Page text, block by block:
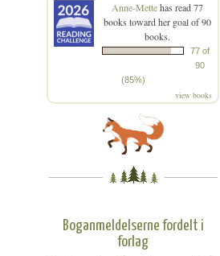
Anne-Mettehas read 77
books toward her goal of 90
books.
77 of
90
(85%)
view books
Boganmeldelserne fordelt i
forlag